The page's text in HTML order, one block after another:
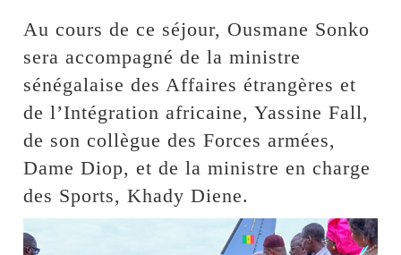
Au cours de ce séjour, Ousmane Sonko
sera accompagné de la ministre
sénégalaise des Affaires étrangères et
de l’Intégration africaine, Yassine Fall,
de son collègue des Forces armées,
Dame Diop, et de la ministre en charge
des Sports, Khady Diene.